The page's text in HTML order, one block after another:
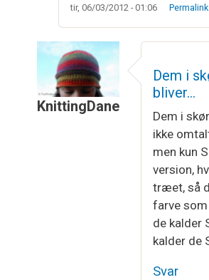
tir, 06/03/2012 - 01:06 Permalink
KnittingDane
Jeg har altså
Dem i
bliver…
Dem i
ikke
men kun
version,
træet, så
farve
de kalder
kalder de
Svar